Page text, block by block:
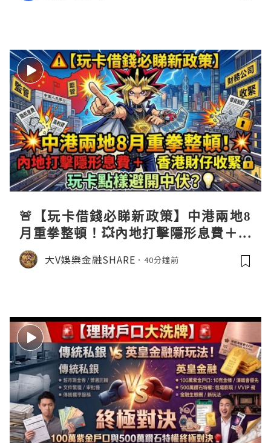
🚨【玩卡借錢必睇新政策】中港兩地8
月重拳整頓！💥內地打擊隱形息費＋香
港財仔收緊🔒，玩卡點樣避開中伏？💡
大V娛樂金融SHARE 40分鐘前